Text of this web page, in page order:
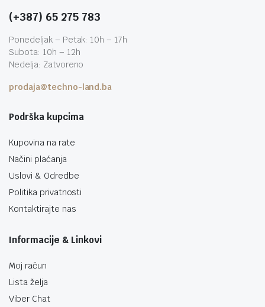
(+387) 65 275 783
Ponedeljak – Petak: 10h – 17h
Subota: 10h – 12h
Nedelja: Zatvoreno
prodaja@techno-land.ba
Podrška kupcima
Kupovina na rate
Načini plaćanja
Uslovi & Odredbe
Politika privatnosti
Kontaktirajte nas
Informacije & Linkovi
Moj račun
Lista želja
Viber Chat